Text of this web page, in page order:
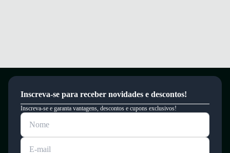
Inscreva-se para receber novidades e descontos!
Inscreva-se e garanta vantagens, descontos e cupons exclusivos!